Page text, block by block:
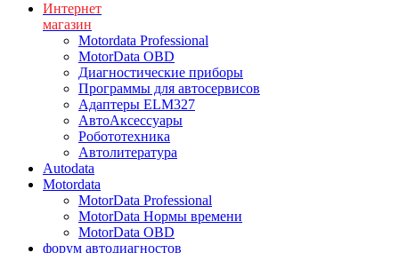
Интернет
магазин
Motordata Professional
MotorData OBD
Диагностические приборы
Программы для автосервисов
Адаптеры ELM327
АвтоАксессуары
Робототехника
Автолитература
Autodata
Motordata
MotorData Professional
MotorData Нормы времени
MotorData OBD
форум автодиагностов